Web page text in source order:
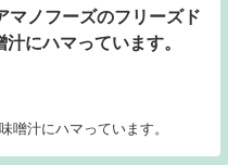
マノフーズのフリーズド
汁にハマっています。
噌汁にハマっています。